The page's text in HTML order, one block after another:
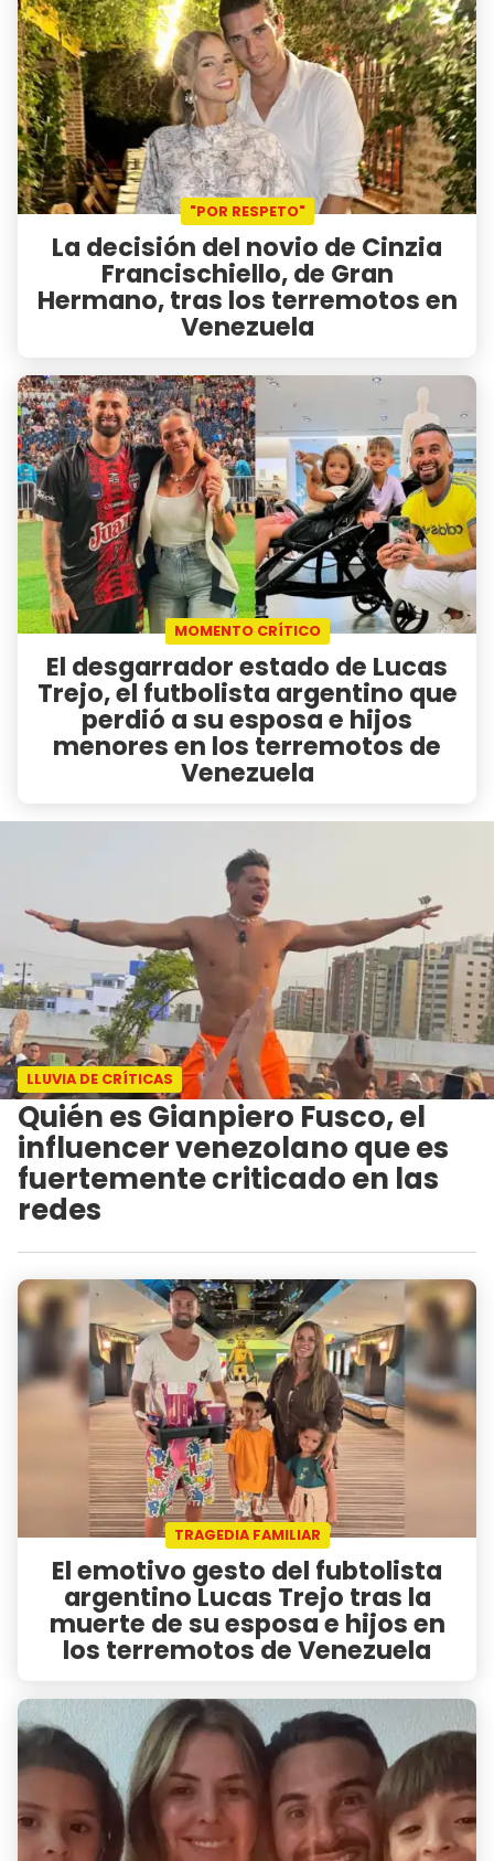
"POR RESPETO"
La decisión del novio de Cinzia
Francischiello, de Gran
Hermano, tras los terremotos en
Venezuela
MOMENTO CRÍTICO
El desgarrador estado de Lucas
Trejo, el futbolista argentino que
perdió a su esposa e hijos
menores en los terremotos de
Venezuela
LLUVIA DE CRÍTICAS
Quién es Gianpiero Fusco, el
influencer venezolano que es
fuertemente criticado en las
redes
TRAGEDIA FAMILIAR
El emotivo gesto del fubtolista
argentino Lucas Trejo tras la
muerte de su esposa e hijos en
los terremotos de Venezuela